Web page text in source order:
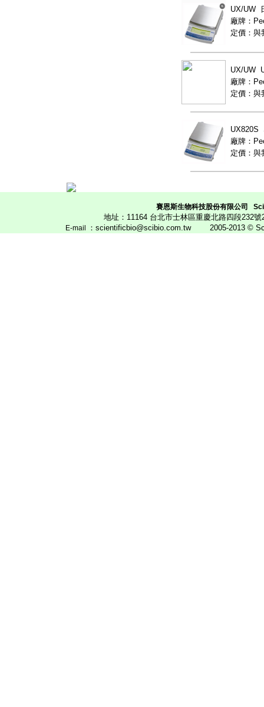
UX/UW
廠牌：
定價：與
UX/UW
廠牌：
定價：與
UX820S
廠牌：
定價：與
賽恩斯生物科技股份有限公司
地址：11164 台北市士林區重慶北路四段
E-mail ：scientificbio@scibio.com.tw 2005-2013 ©